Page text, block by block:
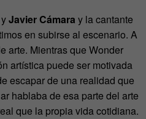
Javier Cámara y la cantante
en subirse al escenario. A
arte. Mientras que Wonder
artística puede ser motivada
escapar de una realidad que
hablaba de esa parte del arte
que la propia vida cotidiana.